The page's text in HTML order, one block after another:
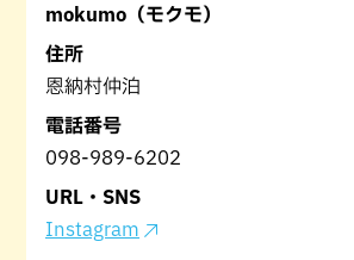
mokumo（モクモ）
住所
恩納村仲泊
電話番号
098-989-6202
URL・SNS
Instagram